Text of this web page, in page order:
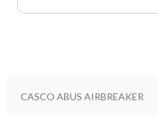
CASCO ABUS AIRBREAKER